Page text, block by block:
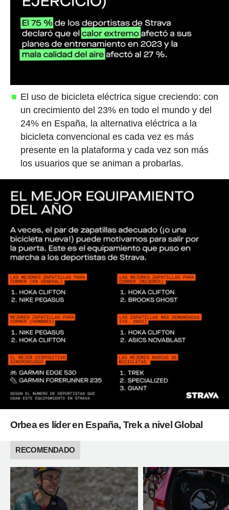
El uso de bicicleta eléctrica sigue creciendo: con
un crecimiento del 23% en todo el mundo y del
24% en España, la alternativa eléctrica a la
bicicleta convencional es cada vez es más
presente en la plataforma y cada vez son más
los usuarios que se animan a probarlas.
Orbea es líder en España, Trek a nivel Global
RECOMENDADO